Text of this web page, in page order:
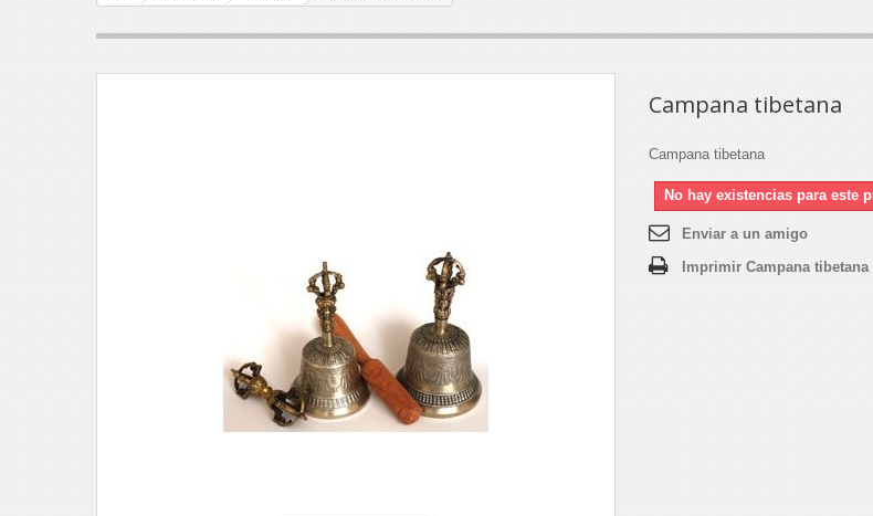
Campana tibetana
Campana tibetana
No hay existencias para este
Enviar a un amigo
Imprimir Campana tibetana